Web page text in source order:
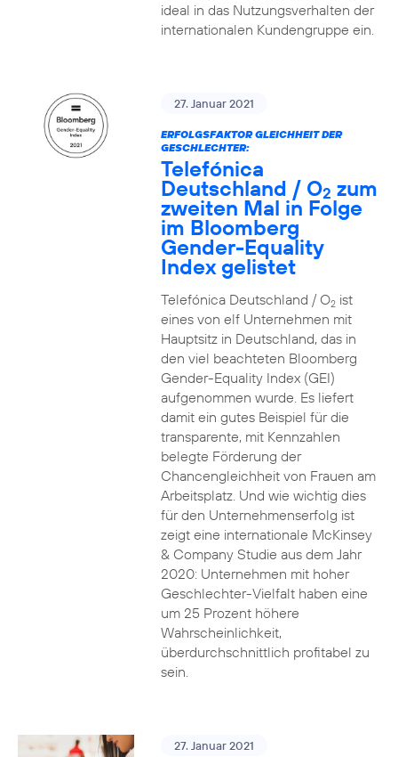
ideal in das Nutzungsverhalten der
internationalen Kundengruppe ein.
27. Januar 2021
ERFOLGSFAKTOR GLEICHHEIT DER
GESCHLECHTER:
Telefónica
Deutschland / O2 zum
zweiten Mal in Folge
im Bloomberg
Gender-Equality
Index gelistet
Telefónica Deutschland / O2ist
eines von elf Unternehmen mit
Hauptsitz in Deutschland, das in
den viel beachteten Bloomberg
Gender-Equality Index (GEI)
aufgenommen wurde. Es liefert
damit ein gutes Beispiel für die
transparente, mit Kennzahlen
belegte Förderung der
Chancengleichheit von Frauen am
Arbeitsplatz. Und wie wichtig dies
für den Unternehmenserfolg ist
zeigt eine internationale McKinsey
& Company Studie aus dem Jahr
2020: Unternehmen mit hoher
Geschlechter-Vielfalt haben eine
um 25 Prozent höhere
Wahrscheinlichkeit,
überdurchschnittlich profitabel zu
sein.
27. Januar 2021